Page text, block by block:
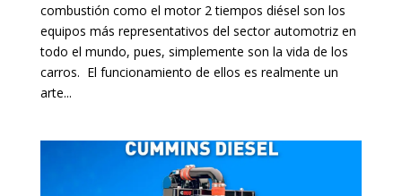
combustión como el motor 2 tiempos diésel son los
equipos más representativos del sector automotriz en
todo el mundo, pues, simplemente son la vida de los
carros. El funcionamiento de ellos es realmente un
arte...